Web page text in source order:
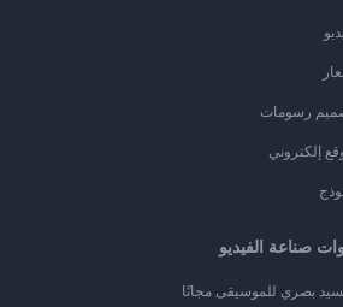
رسومات
إلكتروني
صناعة الفيديو
بصري للموسيقى مجانًا